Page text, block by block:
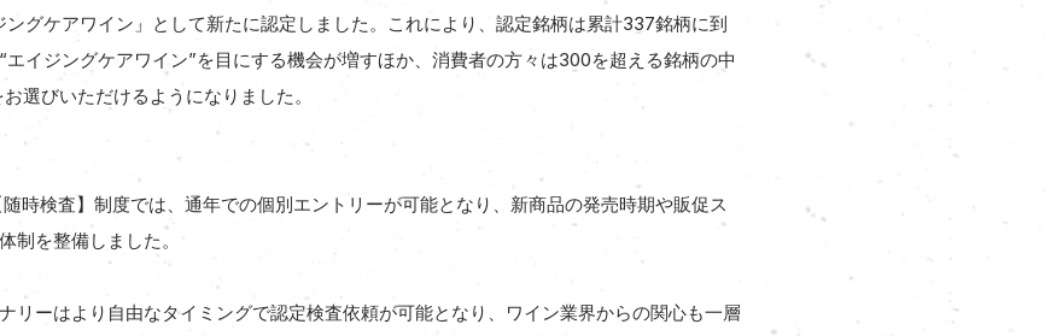
グケアワイン」として新たに認定しました。これにより、認定銘柄は累計337銘柄に到
イジングケアワイン”を目にする機会が増すほか、消費者の方々は300を超える銘柄の中
選びいただけるようになりました。
時検査】制度では、通年での個別エントリーが可能となり、新商品の発売時期や販促ス
制を整備しました。
リーはより自由なタイミングで認定検査依頼が可能となり、ワイン業界からの関心も一層